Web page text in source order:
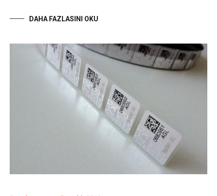
DAHA FAZLASINI OKU